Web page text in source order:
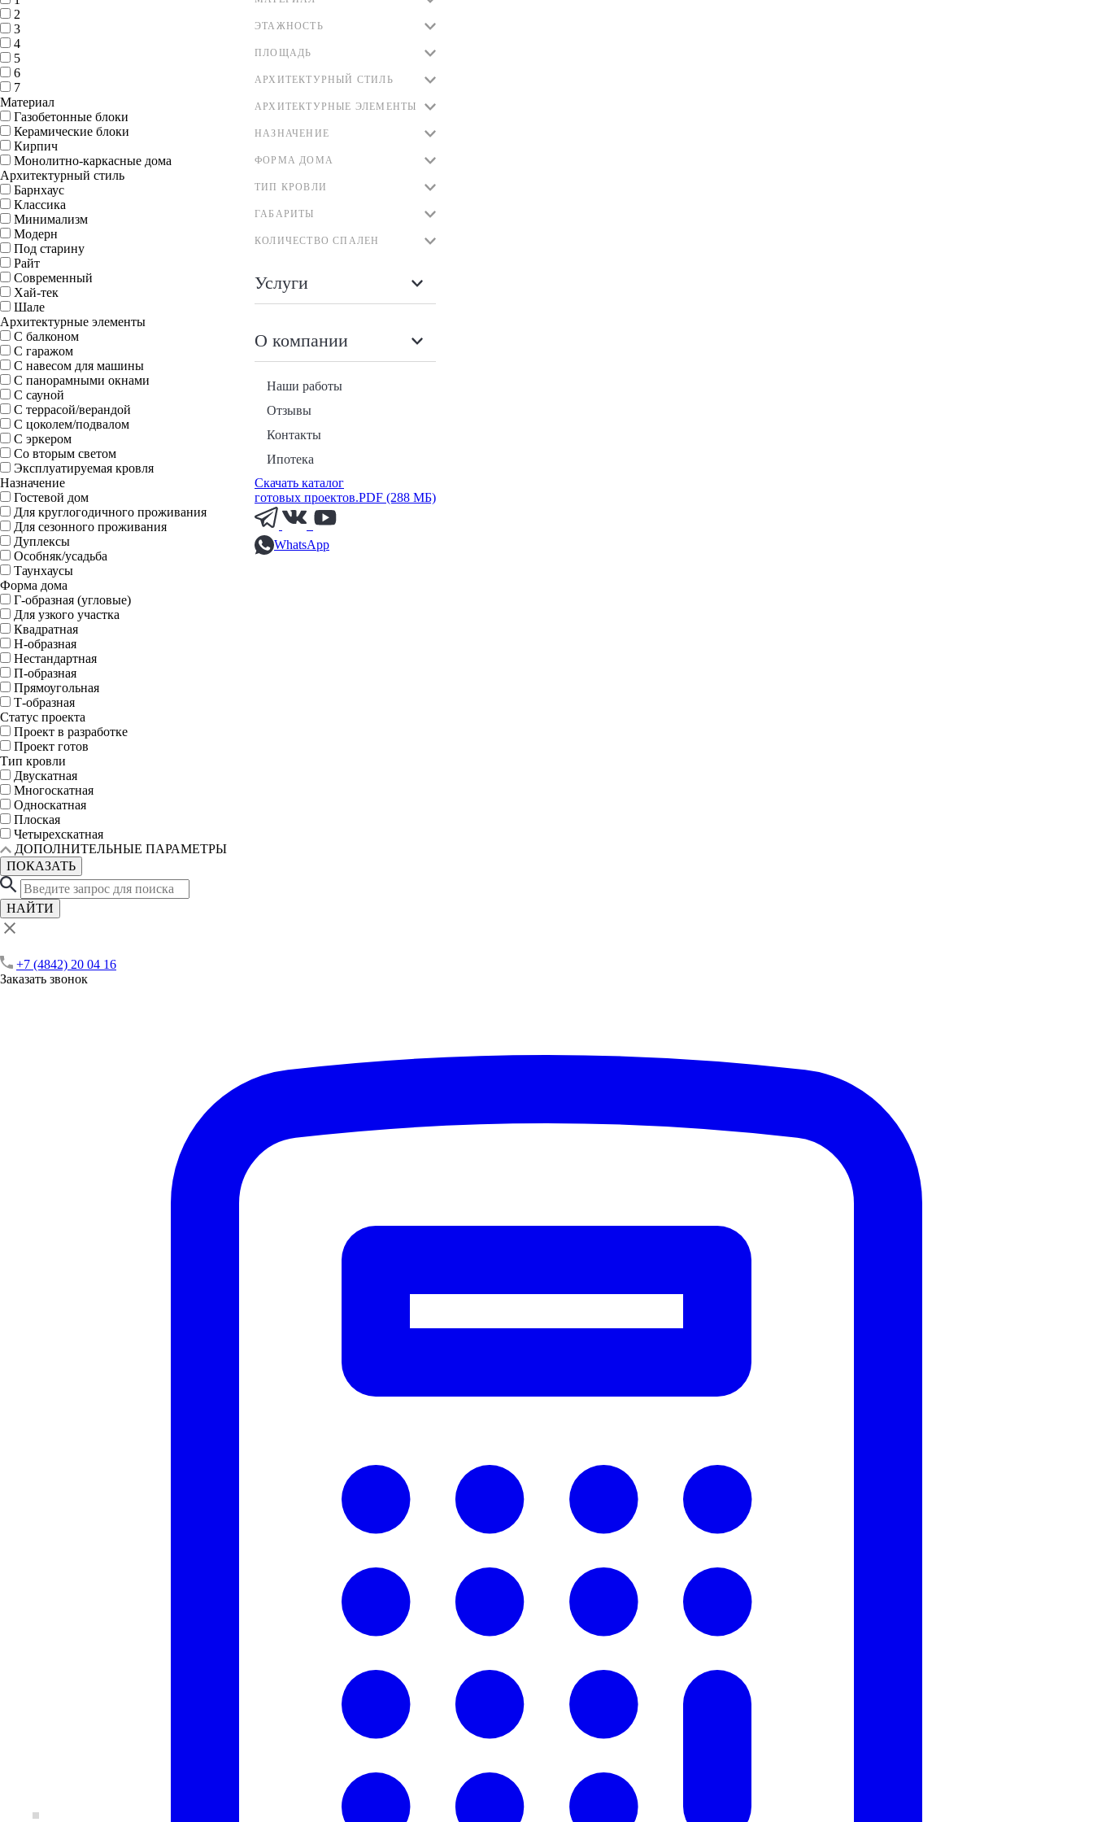
ЭТАЖНОСТЬ
ПЛОЩАДЬ
АРХИТЕКТУРНЫЙ СТИЛЬ
АРХИТЕКТУРНЫЕ ЭЛЕМЕНТЫ
НАЗНАЧЕНИЕ
ФОРМА ДОМА
ТИП КРОВЛИ
ГАБАРИТЫ
КОЛИЧЕСТВО СПАЛЕН
Услуги
О компании
Наши работы
Отзывы
Контакты
Ипотека
Скачать каталог
готовых проектов.PDF (288 МБ)
WhatsApp
2
3
4
5
6
7
Материал
Газобетонные блоки
Керамические блоки
Кирпич
Монолитно-каркасные дома
Архитектурный стиль
Барнхаус
Классика
Минимализм
Модерн
Под старину
Райт
Современный
Хай-тек
Шале
Архитектурные элементы
С балконом
С гаражом
С навесом для машины
С панорамными окнами
С сауной
С террасой/верандой
С цоколем/подвалом
С эркером
Со вторым светом
Эксплуатируемая кровля
Назначение
Гостевой дом
Для круглогодичного проживания
Для сезонного проживания
Дуплексы
Особняк/усадьба
Таунхаусы
Форма дома
Г-образная (угловые)
Для узкого участка
Квадратная
Н-образная
Нестандартная
П-образная
Прямоугольная
Т-образная
Статус проекта
Проект в разработке
Проект готов
Тип кровли
Двускатная
Многоскатная
Односкатная
Плоская
Четырехскатная
ДОПОЛНИТЕЛЬНЫЕ ПАРАМЕТРЫ
ПОКАЗАТЬ
НАЙТИ
+7 (4842) 20 04 16
Заказать звонок